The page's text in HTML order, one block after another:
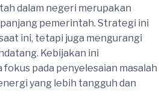
dalam negeri merupakan
pemerintah. Strategi ini
ini, tetapi juga mengurangi
Kebijakan ini
pada penyelesaian masalah
yang lebih tangguh dan